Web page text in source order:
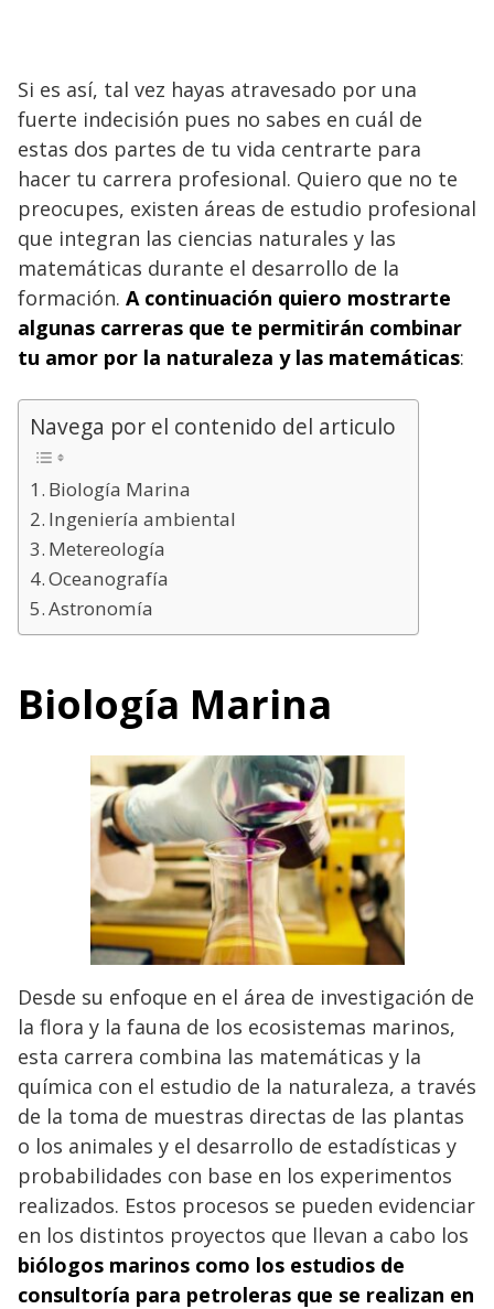
Si es así, tal vez hayas atravesado por una
fuerte indecisión pues no sabes en cuál de
estas dos partes de tu vida centrarte para
hacer tu carrera profesional. Quiero que no te
preocupes, existen áreas de estudio profesional
que integran las ciencias naturales y las
matemáticas durante el desarrollo de la
formación. A continuación quiero mostrarte
algunas carreras que te permitirán combinar
tu amor por la naturaleza y las matemáticas:
Navega por el contenido del articulo
Biología Marina
Ingeniería ambiental
Metereología
Oceanografía
Astronomía
Biología Marina
Desde su enfoque en el área de investigación de
la flora y la fauna de los ecosistemas marinos,
esta carrera combina las matemáticas y la
química con el estudio de la naturaleza, a través
de la toma de muestras directas de las plantas
o los animales y el desarrollo de estadísticas y
probabilidades con base en los experimentos
realizados. Estos procesos se pueden evidenciar
en los distintos proyectos que llevan a cabo los
biólogos marinos como los estudios de
consultoría para petroleras que se realizan en